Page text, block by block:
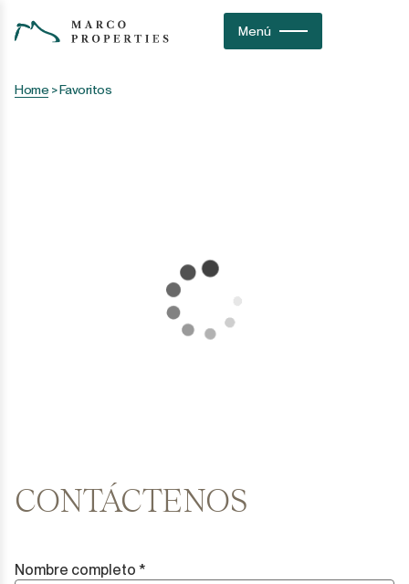
Menú
Home >Favoritos
CONTÁCTENOS
Nombre completo *